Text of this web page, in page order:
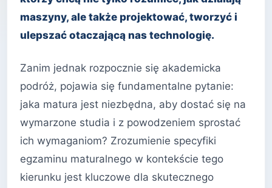
maszyny, ale także projektować, tworzyć i
ulepszać otaczającą nas technologię.
Zanim jednak rozpocznie się akademicka
podróż, pojawia się fundamentalne pytanie:
jaka matura jest niezbędna, aby dostać się na
wymarzone studia i z powodzeniem sprostać
ich wymaganiom? Zrozumienie specyfiki
egzaminu maturalnego w kontekście tego
kierunku jest kluczowe dla skutecznego